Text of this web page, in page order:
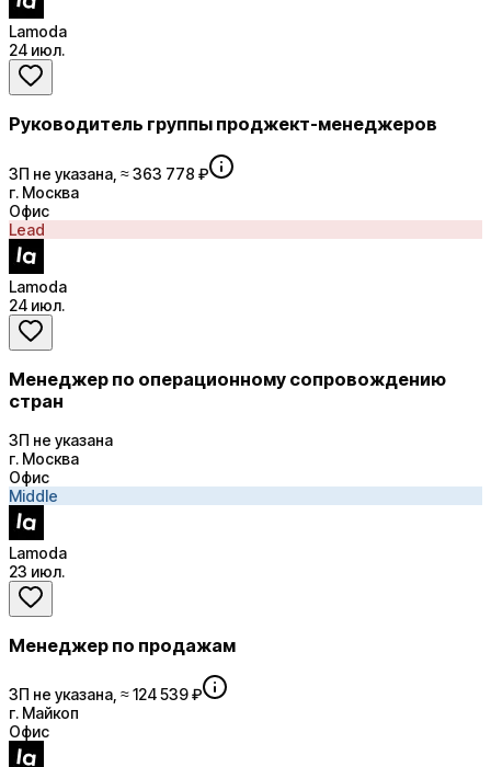
Lamoda
24 июл.
Руководитель группы проджект-менеджеров
ЗП не указана, ≈ 363 778 ₽
г. Москва
Офис
Lead
Lamoda
24 июл.
Менеджер по операционному сопровождению
стран
ЗП не указана
г. Москва
Офис
Middle
Lamoda
23 июл.
Менеджер по продажам
ЗП не указана, ≈ 124 539 ₽
г. Майкоп
Офис